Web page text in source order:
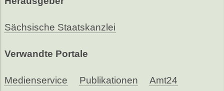
Sächsische Staatskanzlei
Verwandte Portale
Medienservice Publikationen Amt24